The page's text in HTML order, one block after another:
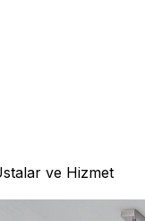
ve Hizmet